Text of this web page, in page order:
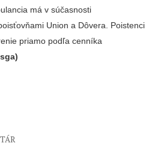
má v súčasnosti
Union a Dôvera. Poistenci
priamo podľa cenníka